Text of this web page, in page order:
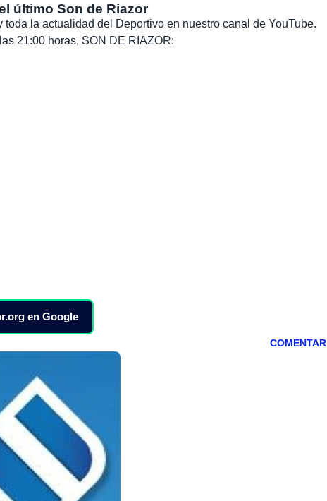
último Son de Riazor
toda la actualidad del Deportivo en nuestro canal de YouTube.
21:00 horas, SON DE RIAZOR:
en Google
COMENTAR